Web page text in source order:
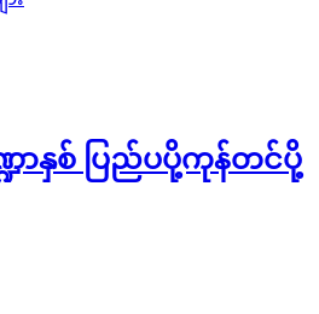
ဍာနှစ် ပြည်ပပို့ကုန်တင်ပို့